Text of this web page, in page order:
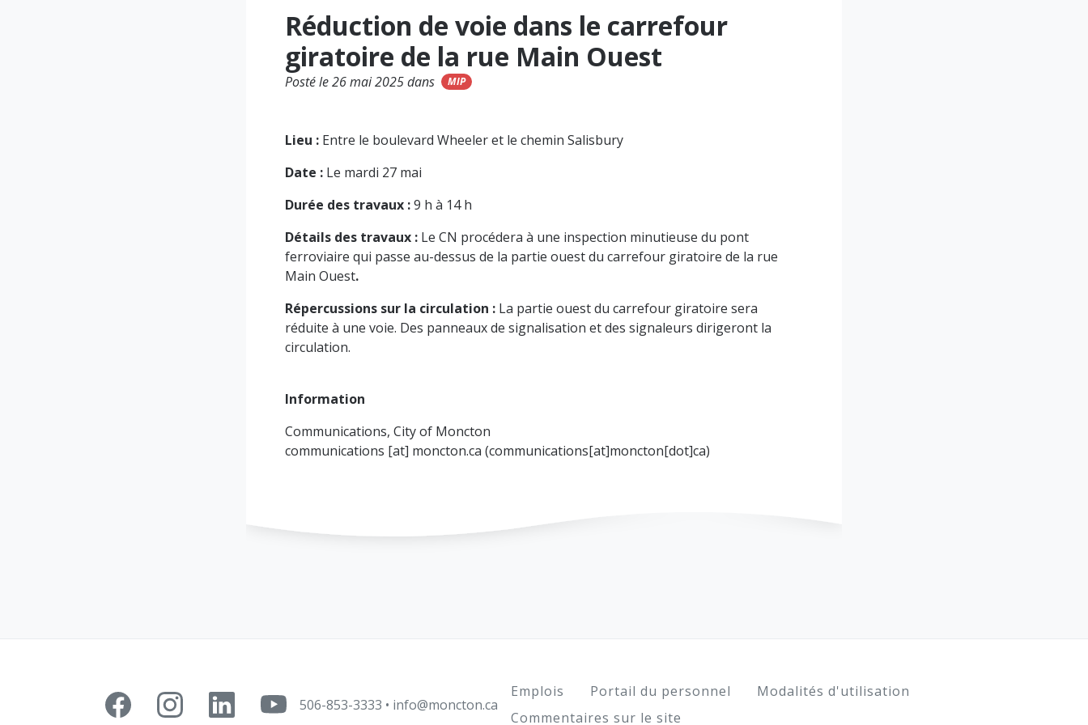
Réduction de voie dans le carrefour
giratoire de la rue Main Ouest
Posté le 26 mai 2025 dans MIP
Lieu : Entre le boulevard Wheeler et le chemin Salisbury
Date : Le mardi 27 mai
Durée des travaux :9 h à 14 h
Détails des travaux : Le CN procédera à une inspection minutieuse du pont
ferroviaire qui passe au-dessus de la partie ouest du carrefour giratoire de la rue
Main Ouest.
Répercussions sur la circulation : La partie ouest du carrefour giratoire sera
réduite à une voie. Des panneaux de signalisation et des signaleurs dirigeront la
circulation.
Information
Communications, City of Moncton
communications [at] moncton.ca (communications[at]moncton[dot]ca)
506-853-3333 • info@moncton.ca Footer
Emplois Portail du personnel
Modalités d'utilisation
Commentaires sur le site